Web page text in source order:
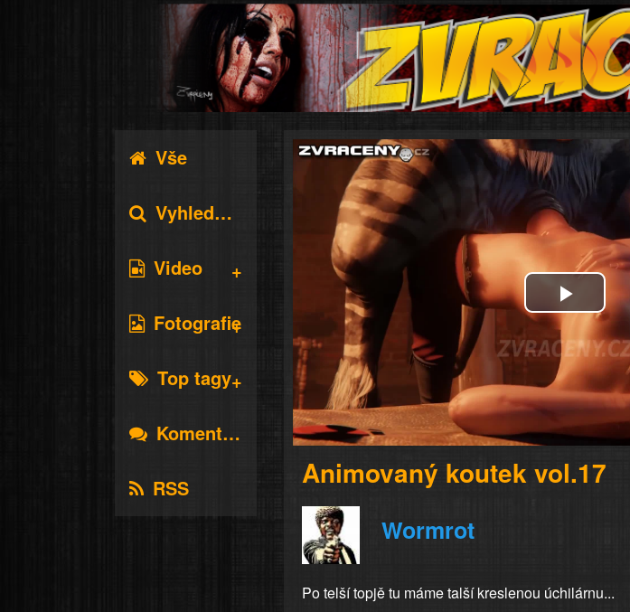
Vše
Vyhledávání
Video
Fotografie
Top tagy
Komentáře
RSS
Play
Video
Animovaný koutek vol.17
Wormrot
Po telší topjě tu máme talší kreslenou úchilárnu...